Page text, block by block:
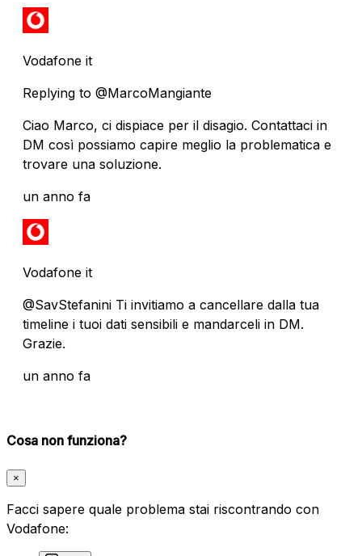
Vodafone it
Replying to @MarcoMangiante
Ciao Marco, ci dispiace per il disagio. Contattaci in
DM così possiamo capire meglio la problematica e
trovare una soluzione.
un anno fa
Vodafone it
@SavStefanini Ti invitiamo a cancellare dalla tua
timeline i tuoi dati sensibili e mandarceli in DM.
Grazie.
un anno fa
Cosa non funziona?
×
Facci sapere quale problema stai riscontrando con
Vodafone: